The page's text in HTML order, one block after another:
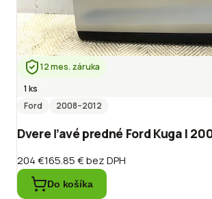
12 mes. záruka
1 ks
Ford
2008–2012
Dvere ľavé predné Ford Kuga I
204 €165.85 €bez DPH
Do košíka